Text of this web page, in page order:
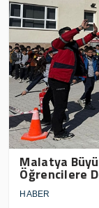
Malatya
Öğrencilere
HABER